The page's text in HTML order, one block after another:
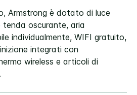
Armstrong è dotato di luce
oscurante, aria
individualmente, WIFI gratuito,
integrati con
wireless e articoli di